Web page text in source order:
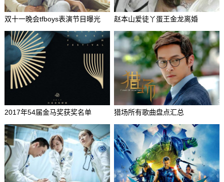
双十一晚会tfboys表演节目曝光 赵本山爱徒丫蛋王金龙离婚
2017年54届金马奖获奖名单 猎场所有歌曲盘点汇总